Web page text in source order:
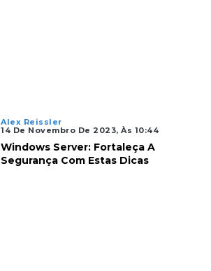
Alex Reissler
14 De Novembro De 2023, Às 10:44
Windows Server: Fortaleça A
Segurança Com Estas Dicas